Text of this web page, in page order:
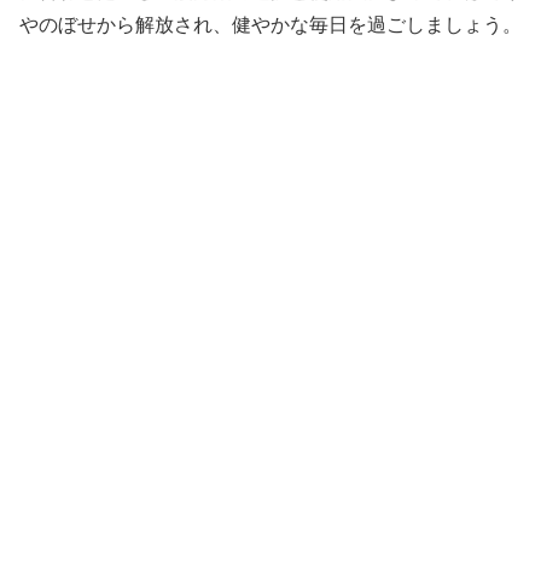
やのぼせから解放され、健やかな毎日を過ごしましょう。